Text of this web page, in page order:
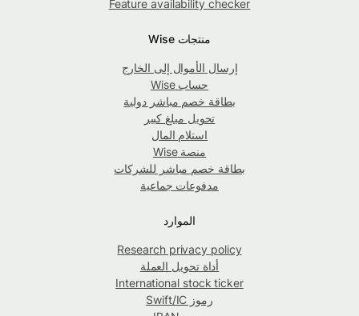
Feature availability checker
منتجات Wise
إرسال الأموال إلى الخارج
حساب Wise
بطاقة خصم مباشر دولية
تحويل مبلغ كبير
استلام المال
منصة Wise
بطاقة خصم مباشر للشركات
مدفوعات جماعية
الموارد
Research privacy policy
أداة تحويل العملة
International stock ticker
رموز Swift/IC